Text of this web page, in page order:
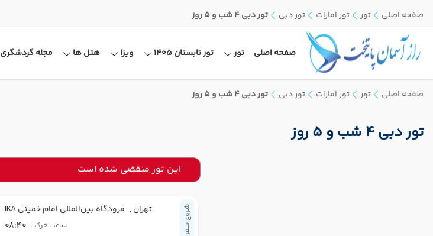
صفحه اصلی تور تور امارات تور دبی تور دبی 4 شب و 5 روز
صفحه اصلی تور تور تابستان 1405 ویزا هتل ها مجله گردشگری
صفحه اصلی تور تور امارات تور دبی تور دبی 4 شب و 5 روز
تور دبی 4 شب و 5 روز
این تور منقضی شده است
شروع سفر تهران , فرودگاه بین‌المللی امام خمینی IKA
ساعت حرکت :08:40